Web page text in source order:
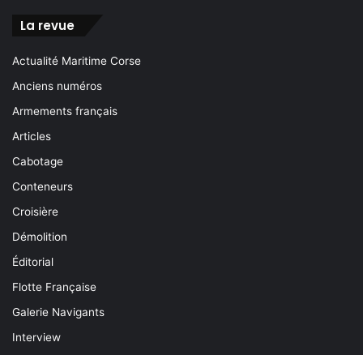
La revue
Actualité Maritime Corse
Anciens numéros
Armements français
Articles
Cabotage
Conteneurs
Croisière
Démolition
Éditorial
Flotte Française
Galerie Navigants
Interview